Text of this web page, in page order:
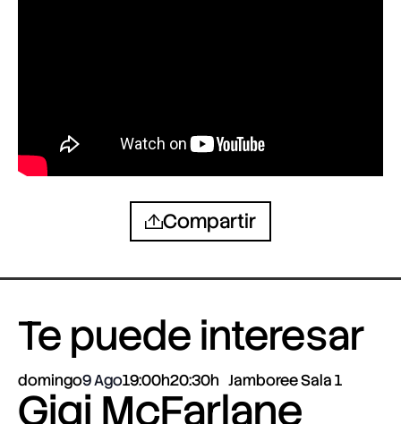
Compartir
Te puede interesar
domingo9 Ago19:00h20:30h Jamboree Sala 1
Gigi McFarlane